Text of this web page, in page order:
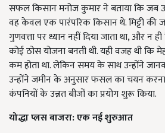
सफल किसान मनोज कुमार ने बताया कि जब
वह केवल एक पारंपरिक किसान थे. मिट्टी की
गुणवत्ता पर ध्यान नहीं दिया जाता था, और न
कोई ठोस योजना बनती थी. यही वजह थी कि
कम होता था. लेकिन समय के साथ उन्होंने
उन्होंने जमीन के अनुसार फसल का चयन
कंपनियों के उन्नत बीजों का प्रयोग शुरू किया.
योद्धा प्लस बाजरा: एक नई शुरुआत